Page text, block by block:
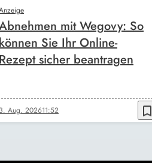
mit Wegovy: So
Sie Ihr Online-
sicher beantragen
3. Aug. 202611:52 bookmark_border